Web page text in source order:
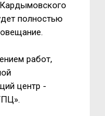
полностью
работ,
центр -